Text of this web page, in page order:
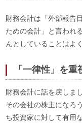
財務会計は「外部報告
ための会計」と言われ
んとしていることはよ
「一律性」を
財務会計に話を戻しま
その会社の株主になろ
ち投資家に対して有用